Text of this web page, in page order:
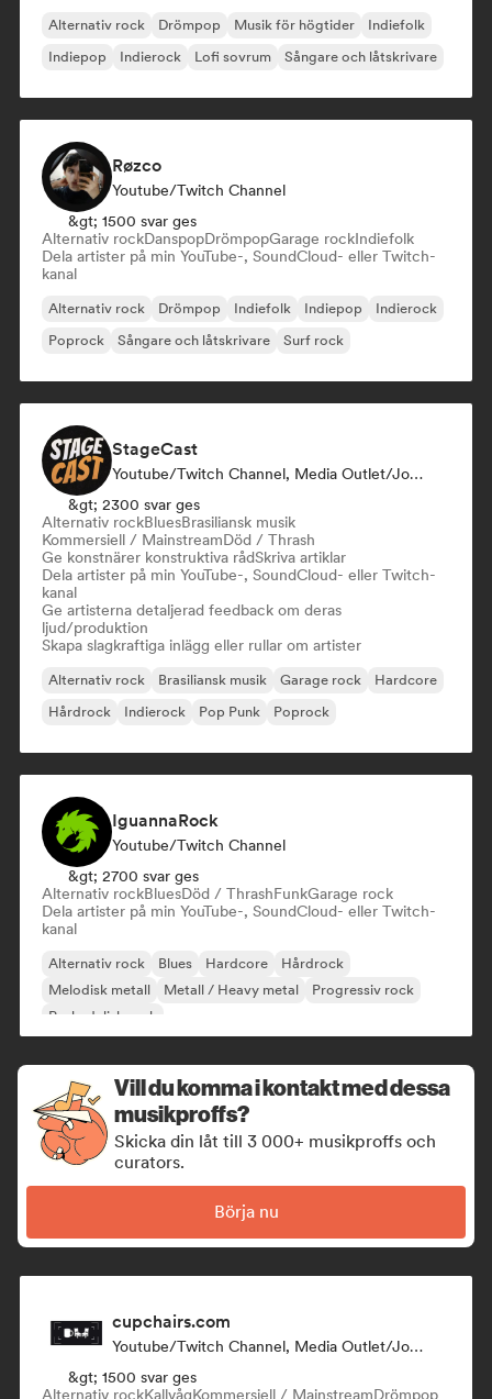
Alternativ rock Drömpop Musik för högtider
Indiefolk
Indiepop
Indierock Lofi sovrum Sångare och låtskrivare
Røzco
Youtube/Twitch Channel
&gt; 1500 svar ges
Alternativ rockDanspopDrömpopGarage rockIndiefolk
Dela artister på min YouTube-, SoundCloud- eller Twitch-
kanal
Alternativ rock Drömpop Indiefolk Indiepop
Indierock
Poprock
Sångare och låtskrivare Surf rock
StageCast
Youtube/Twitch Channel, Media Outlet/Journalist, Mentor, Influencer I Sociala Medier, Ljudexpert
&gt; 2300 svar ges
Alternativ rockBluesBrasiliansk musik
Kommersiell / MainstreamDöd / Thrash
Ge konstnärer konstruktiva rådSkriva artiklar
Dela artister på min YouTube-, SoundCloud- eller Twitch-
kanal
Ge artisterna detaljerad feedback om deras
ljud/produktion
Skapa slagkraftiga inlägg eller rullar om artister
Alternativ rock Brasiliansk musik Garage rock
Hardcore
Hårdrock
Indierock Pop Punk Poprock
IguannaRock
Youtube/Twitch Channel
&gt; 2700 svar ges
Alternativ rockBluesDöd / ThrashFunkGarage rock
Dela artister på min YouTube-, SoundCloud- eller Twitch-
kanal
Alternativ rock Blues Hardcore
Hårdrock
Melodisk metall
Metall / Heavy metal
Progressiv rock
Psykedelisk rock
Vill du komma i kontakt med dessa
musikproffs?
Skicka din låt till 3 000+ musikproffs och
curators.
Börja nu
cupchairs.com
Youtube/Twitch Channel, Media Outlet/Journalist
&gt; 1500 svar ges
Alternativ rockKallvågKommersiell / MainstreamDrömpop